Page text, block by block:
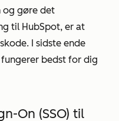
og gøre det
til HubSpot, er at
I sidste ende
bedst for dig
On (SSO) til